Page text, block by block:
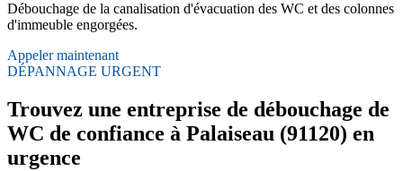
Débouchage de la canalisation d'évacuation des WC et des colonnes
d'immeuble engorgées.
Appeler maintenant
DÉPANNAGE URGENT
Trouvez une entreprise de débouchage de
WC de confiance à Palaiseau (91120) en
urgence